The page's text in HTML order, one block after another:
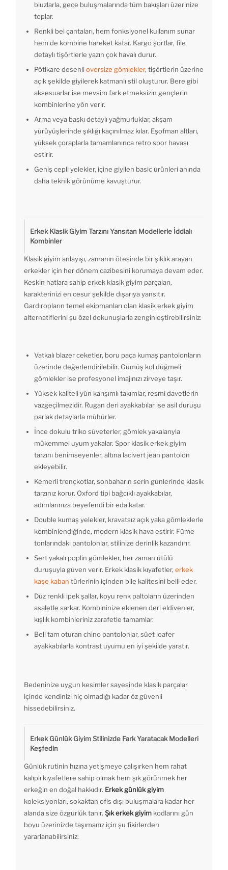
bluzlarla, gece buluşmalarında tüm bakışları üzerinize
toplar.
Renkli bel çantaları, hem fonksiyonel kullanım sunar
hem de kombine hareket katar. Kargo şortlar, file
detaylı tişörtlerle yazın çok havalı durur.
Pötikare desenli oversize gömlekler, tişörtlerin üzerine
açık şekilde giyilerek katmanlı stil oluşturur. Bere gibi
aksesuarlar ise mevsim fark etmeksizin gençlerin
kombinlerine yön verir.
Arma veya baskı detaylı yağmurluklar, akşam
yürüyüşlerinde şıklığı kaçınılmaz kılar. Eşofman altları,
yüksek çoraplarla tamamlanınca retro spor havası
estirir.
Geniş cepli yelekler, içine giyilen basic ürünleri anında
daha teknik görünüme kavuşturur.
Erkek Klasik Giyim Tarzını Yansıtan Modellerle İddialı
Kombinler
Klasik giyim anlayışı, zamanın ötesinde bir şıklık arayan
erkekler için her dönem cazibesini korumaya devam eder.
Keskin hatlara sahip erkek klasik giyim parçaları,
karakterinizi en cesur şekilde dışarıya yansıtır.
Gardıropların temel ekipmanları olan klasik erkek giyim
alternatiflerini şu özel dokunuşlarla zenginleştirebilirsiniz:
Vatkalı blazer ceketler, boru paça kumaş pantolonların
üzerinde değerlendirilebilir. Gümüş kol düğmeli
gömlekler ise profesyonel imajınızı zirveye taşır.
Yüksek kaliteli yün karışımlı takımlar, resmi davetlerin
vazgeçilmezidir. Rugan deri ayakkabılar ise asil duruşu
parlak detaylarla mühürler.
İnce dokulu triko süveterler, gömlek yakalarıyla
mükemmel uyum yakalar. Spor klasik erkek giyim
tarzını benimseyenler, altına lacivert jean pantolon
ekleyebilir.
Kemerli trençkotlar, sonbaharın serin günlerinde klasik
tarzınız korur. Oxford tipi bağcıklı ayakkabılar,
adımlarınıza beyefendi bir eda katar.
Double kumaş yelekler, kravatsız açık yaka gömleklerle
kombinlendiğinde, modern klasik hava estirir. Füme
tonlarındaki pantolonlar, stilinize derinlik kazandırır.
Sert yakalı poplin gömlekler, her zaman ütülü
duruşuyla güven verir. Erkek klasik kıyafetler, erkek
kaşe kaban türlerinin içinden bile kalitesini belli eder.
Düz renkli ipek şallar, koyu renk paltoların üzerinden
asaletle sarkar. Kombininize eklenen deri eldivenler,
kışlık kombinleriniz zarafetle tamamlar.
Beli tam oturan chino pantolonlar, süet loafer
ayakkabılarla kontrast uyumu en iyi şekilde yaratır.
Bedeninize uygun kesimler sayesinde klasik parçalar
içinde kendinizi hiç olmadığı kadar öz güvenli
hissedebilirsiniz.
Erkek Günlük Giyim Stilinizde Fark Yaratacak Modelleri
Keşfedin
Günlük rutinin hızına yetişmeye çalışırken hem rahat
kalıplı kıyafetlere sahip olmak hem şık görünmek her
erkeğin en doğal hakkıdır. Erkek günlük giyim
koleksiyonları, sokaktan ofis dışı buluşmalara kadar her
alanda size özgürlük tanır. Şık erkek giyim kodlarını gün
boyu üzerinizde taşımanız için şu fikirlerden
yararlanabilirsiniz: